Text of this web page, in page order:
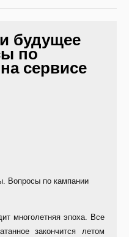
будущее
по
сервисе
Вопросы по кампании
многолетняя эпоха. Все
закончится летом